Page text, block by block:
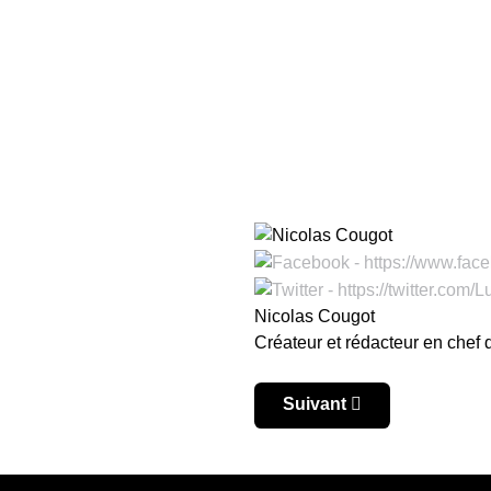
Nicolas Cougot
Créateur et rédacteur en chef
Article suivant : Coupe
Suivant